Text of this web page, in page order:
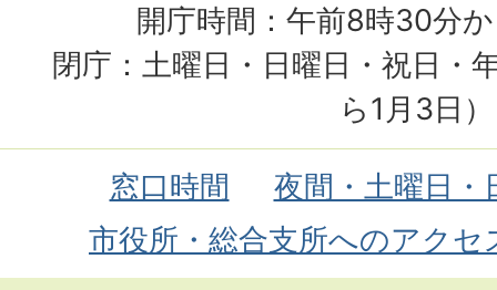
開庁時間：午前8時30分
閉庁：土曜日・日曜日・祝日・
ら1月3日）
窓口時間
夜間・土曜日・
市役所・総合支所へのアクセ